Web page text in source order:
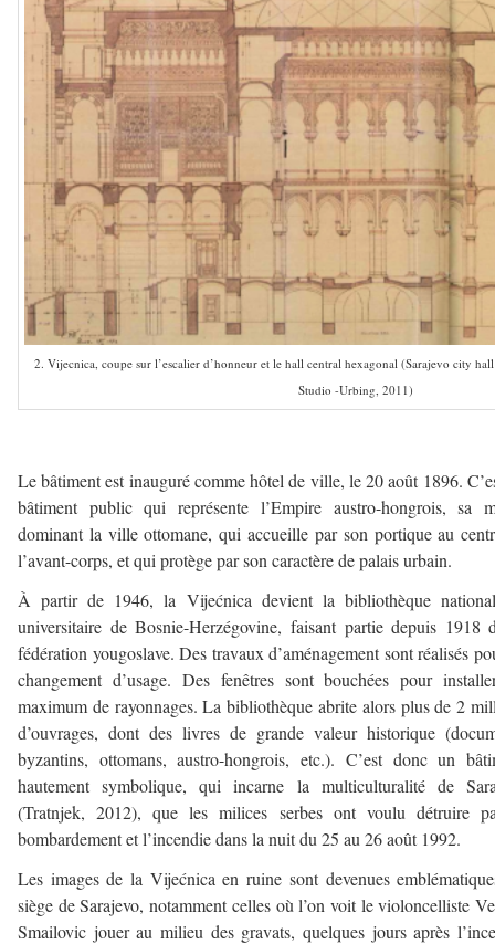
2. Vijecnica, coupe sur l’escalier d’honneur et le hall central hexagonal (Sarajevo city
Studio -Urbing, 2011)
Le bâtiment est inauguré comme hôtel de ville, le 20 août 1896.
bâtiment public qui représente l’Empire austro-hongrois, sa
dominant la ville ottomane, qui accueille par son portique au
l’avant-corps, et qui protège par son caractère de palais urbain.
À partir de 1946, la Vijećnica devient la bibliothèque
universitaire de Bosnie-Herzégovine, faisant partie depuis 1918
fédération yougoslave. Des travaux d’aménagement sont réalisés
changement d’usage. Des fenêtres sont bouchées pour
maximum de rayonnages. La bibliothèque abrite alors plus de 2
d’ouvrages, dont des livres de grande valeur historique
byzantins, ottomans, austro-hongrois, etc.). C’est donc un
hautement symbolique, qui incarne la multiculturalité de
(Tratnjek, 2012), que les milices serbes ont voulu détruire
bombardement et l’incendie dans la nuit du 25 au 26 août 1992.
Les images de la Vijećnica en ruine sont devenues
siège de Sarajevo, notamment celles où l’on voit le violoncelliste
Smailovic jouer au milieu des gravats, quelques jours après